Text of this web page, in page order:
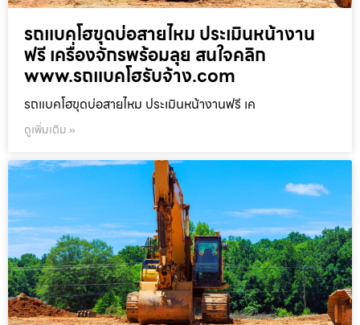
รถแบคโฮขุดบ่อสายไหม ประเมินหน้างาน
ฟรี เครื่องจักรพร้อมลุย สนใจคลิก
www.รถแบคโฮรับจ้าง.com
รถแบคโฮขุดบ่อสายไหม ประเมินหน้างานฟรี เค
ดูเพิ่มเติม »